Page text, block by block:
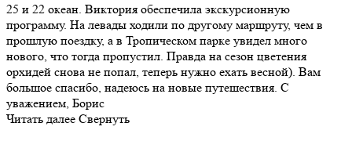
25 и 22 океан. Виктория обеспечила экскурсионную
программу. На левады ходили по другому маршруту, чем в
прошлую поездку, а в Тропическом парке увидел много
нового, что тогда пропустил. Правда на сезон цветения
орхидей снова не попал, теперь нужно ехать весной). Вам
большое спасибо, надеюсь на новые путешествия. С
уважением, Борис
Читать далее Свернуть